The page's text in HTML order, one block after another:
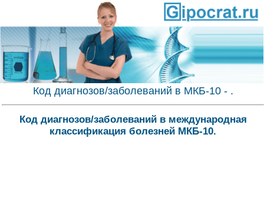
Код диагнозов/заболеваний в МКБ-10 - .
Код диагнозов/заболеваний в международная
классификация болезней МКБ-10.